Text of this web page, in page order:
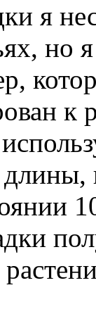
я
но я